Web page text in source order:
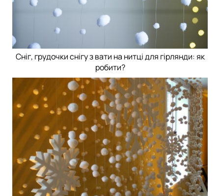
Сніг, грудочки снігу з вати на нитці для гірлянди: як
робити?